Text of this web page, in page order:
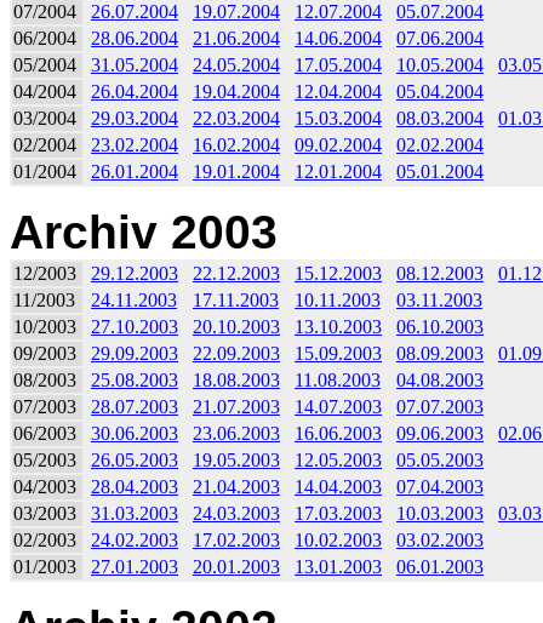
07/2004
26.07.2004 19.07.2004 12.07.2004
05.07.2004
06/2004
28.06.2004 21.06.2004 14.06.2004
07.06.2004
05/2004
31.05.2004 24.05.2004 17.05.2004 10.05.2004
04/2004
26.04.2004 19.04.2004 12.04.2004
05.04.2004
03/2004
29.03.2004 22.03.2004 15.03.2004 08.03.2004
02/2004
23.02.2004 16.02.2004 09.02.2004
02.02.2004
01/2004
26.01.2004 19.01.2004 12.01.2004 05.01.2004
Archiv 2003
12/2003 29.12.2003 22.12.2003 15.12.2003 08.12.2003
11/2003
24.11.2003 17.11.2003 10.11.2003
03.11.2003
10/2003
27.10.2003 20.10.2003 13.10.2003
06.10.2003
09/2003
29.09.2003 22.09.2003 15.09.2003 08.09.2003
08/2003
25.08.2003 18.08.2003 11.08.2003
04.08.2003
07/2003
28.07.2003 21.07.2003 14.07.2003
07.07.2003
06/2003
30.06.2003 23.06.2003 16.06.2003 09.06.2003
05/2003
26.05.2003 19.05.2003 12.05.2003
05.05.2003
04/2003
28.04.2003 21.04.2003 14.04.2003
07.04.2003
03/2003
31.03.2003 24.03.2003 17.03.2003 10.03.2003
02/2003
24.02.2003 17.02.2003 10.02.2003
03.02.2003
01/2003
27.01.2003 20.01.2003 13.01.2003 06.01.2003